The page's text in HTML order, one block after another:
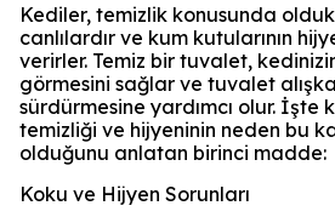
Kediler, temizlik konusunda
canlılardır ve kum kutularının
verirler. Temiz bir tuvalet,
görmesini sağlar ve tuvalet
sürdürmesine yardımcı olur. İşte
temizliği ve hijyeninin neden bu
olduğunu anlatan birinci madde:
Koku ve Hijyen Sorunları